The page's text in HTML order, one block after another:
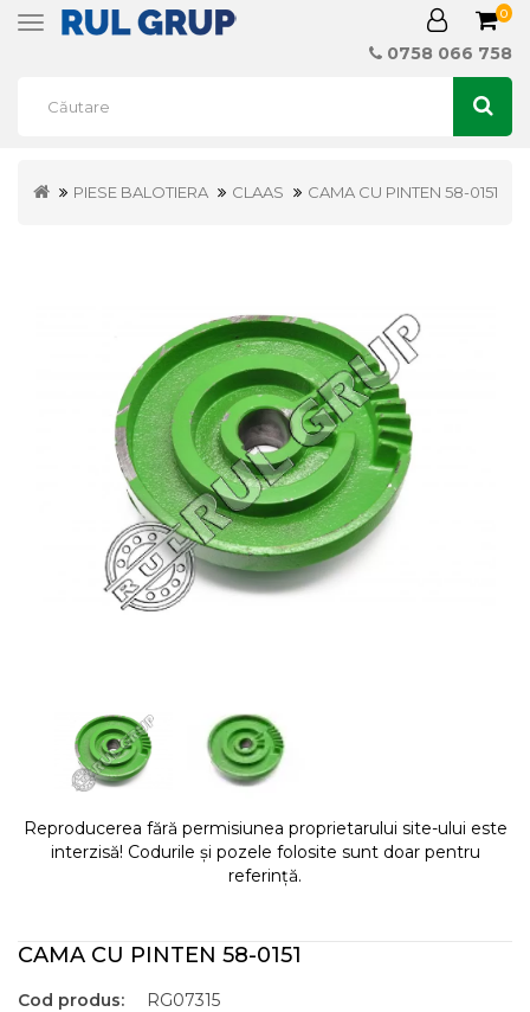
Toggle
0
0758 066 758
PIESE BALOTIERA CLAAS CAMA CU PINTEN 58-0151
Reproducerea fără permisiunea proprietarului site-ului este
interzisă! Codurile și pozele folosite sunt doar pentru
referință.
CAMA CU PINTEN 58-0151
Cod produs:
RG07315